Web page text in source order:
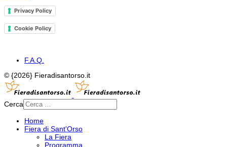
Privacy Policy
Cookie Policy
F.A.Q.
© {2026} Fieradisantorso.it
Cerca
Home
Fiera di Sant'Orso
La Fiera
Programma